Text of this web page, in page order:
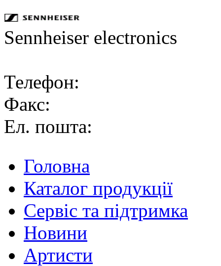
Sennheiser electronics
Телефон:
Факс:
Ел. пошта:
Головна
Каталог продукції
Сервіс та підтримка
Новини
Артисти